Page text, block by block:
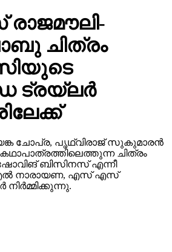
ചിത്രം
ട്രയ്ലർ
ചോപ്ര, പൃഥ്വിരാജ് സുകുമാരൻ
ചിത്രം
ബിസിനസ് എന്നീ
നാരായണ, എസ് എസ്